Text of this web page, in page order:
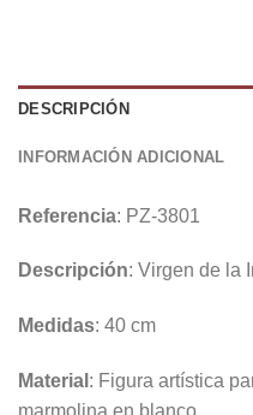
DESCRIPCIÓN
INFORMACIÓN ADICIONAL
Referencia: PZ-3801
Descripción: Virgen de la
Medidas: 40 cm
Material : Figura artística
marmolina en blanco